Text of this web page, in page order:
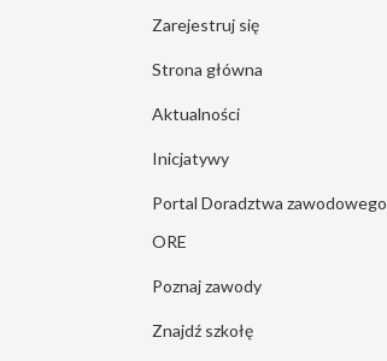
Zarejestruj się
Strona główna
Aktualności
Inicjatywy
Portal Doradztwa zawodowego
ORE
Poznaj zawody
Znajdź szkołę